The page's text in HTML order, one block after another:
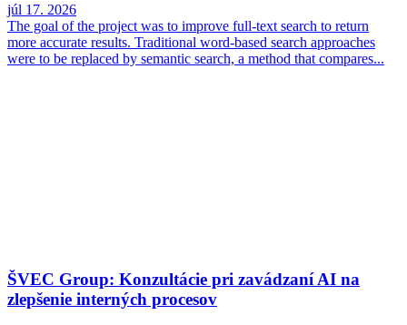
júl 17. 2026
The goal of the project was to improve full-text search to return
more accurate results. Traditional word-based search approaches
were to be replaced by semantic search, a method that compares...
ŠVEC Group: Konzultácie pri zavádzaní AI na
zlepšenie interných procesov